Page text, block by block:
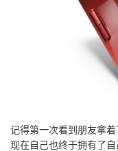
记得第一次看到朋友拿
现在自己也终于拥有了